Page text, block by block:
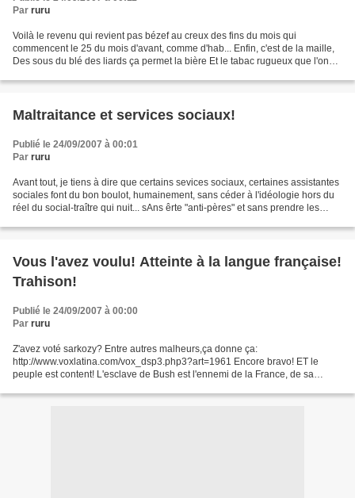
Par ruru
Voilà le revenu qui revient pas bézef au creux des fins du mois qui
commencent le 25 du mois d'avant, comme d'hab... Enfin, c'est de la maille,
Des sous du blé des liards ça permet la bière Et le tabac rugueux que l'on
Maltraitance et services sociaux!
Publié le 24/09/2007 à 00:01
Par ruru
Avant tout, je tiens à dire que certains sevices sociaux, certaines assistantes
sociales font du bon boulot, humainement, sans céder à l'idéologie hors du
réel du social-traître qui nuit... sAns êrte "anti-pères" et sans prendre les
Vous l'avez voulu! Atteinte à la langue française!
Trahison!
Publié le 24/09/2007 à 00:00
Par ruru
Z'avez voté sarkozy? Entre autres malheurs,ça donne ça:
http://www.voxlatina.com/vox_dsp3.php3?art=1961 Encore bravo! ET le
peuple est content! L'esclave de Bush est l'ennemi de la France, de sa